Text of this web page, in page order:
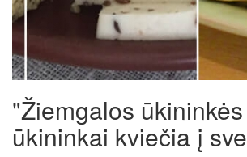
"Žiemgalos
ūkininkai kviečia į